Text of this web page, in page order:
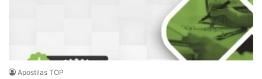
Apostilas TOP